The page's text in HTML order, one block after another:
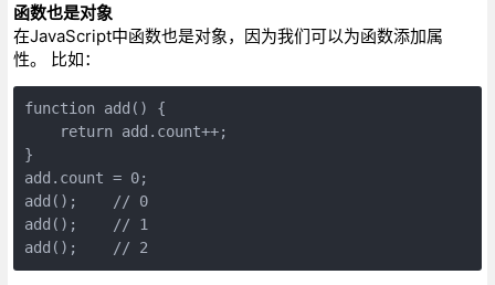
函数也是对象
在JavaScript中函数也是对象，因为我们可以为函数添加属
性。 比如：
function add() {
    return add.count++;
}
add.count = 0;
add();    // 0
add();    // 1
add();    // 2